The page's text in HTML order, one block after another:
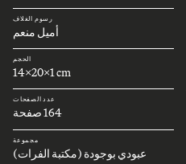
رسوم الغلاف
أميل منعم
الحجم
14x20x1 cm
عدد الصفحات
164 صفحة
مجموعة
عبودي بوجودة (مكتبة الفرات)